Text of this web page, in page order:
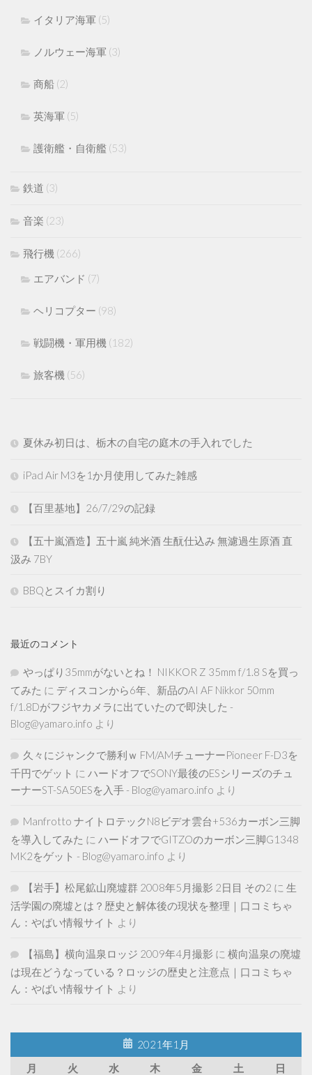
イタリア海軍 (5)
ノルウェー海軍 (3)
商船 (2)
英海軍 (5)
護衛艦・自衛艦 (53)
鉄道 (3)
音楽 (23)
飛行機 (266)
エアバンド (7)
ヘリコプター (98)
戦闘機・軍用機 (182)
旅客機 (56)
夏休み初日は、栃木の自宅の庭木の手入れでした
iPad Air M3を1か月使用してみた雑感
【百里基地】26/7/29の記録
【五十嵐酒造】五十嵐 純米酒 生酛仕込み 無濾過生原酒 直
汲み 7BY
BBQとスイカ割り
最近のコメント
やっぱり35mmがないとね！ NIKKOR Z 35mm f/1.8 Sを買っ
てみた に ディスコンから6年、新品のAI AF Nikkor 50mm
f/1.8Dがフジヤカメラに出ていたので即決した -
Blog@yamaro.info より
久々にジャンクで勝利ｗ FM/AMチューナーPioneer F-D3を
千円でゲット に ハードオフでSONY最後のESシリーズのチュ
ーナーST-SA50ESを入手 - Blog@yamaro.info より
Manfrotto ナイトロテックN8ビデオ雲台+536カーボン三脚
を導入してみた に ハードオフでGITZOのカーボン三脚G1348
MK2をゲット - Blog@yamaro.info より
【岩手】松尾鉱山廃墟群 2008年5月撮影 2日目 その2 に 生
活学園の廃墟とは？歴史と解体後の現状を整理｜口コミちゃ
ん：やばい情報サイト より
【福島】横向温泉ロッジ 2009年4月撮影 に 横向温泉の廃墟
は現在どうなっている？ロッジの歴史と注意点｜口コミちゃ
ん：やばい情報サイト より
2021年1月
月
火 水 木 金 土
日